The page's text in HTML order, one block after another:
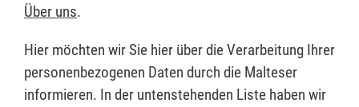
Über uns.
Hier möchten wir Sie hier über die Verarbeitung Ihrer
personenbezogenen Daten durch die Malteser
informieren. In der untenstehenden Liste haben wir